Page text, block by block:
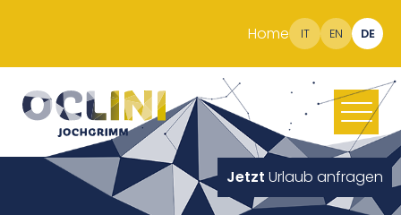
Home IT EN DE
Jetzt Urlaub anfragen